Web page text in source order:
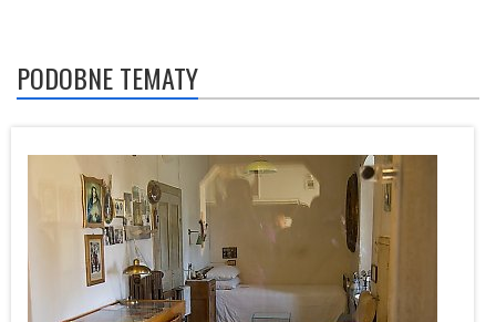
PODOBNE TEMATY